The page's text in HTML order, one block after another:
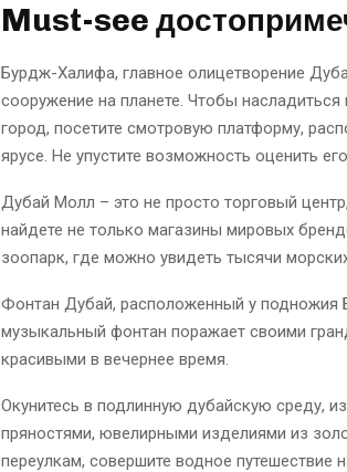
Must-see
Бурдж-Халифа, главное олицетворение
сооружение на планете. Чтобы
город, посетите смотровую платформу,
ярусе. Не упустите возможность оценить
Дубай Молл – это не просто торговый
найдете не только магазины мировых
зоопарк, где можно увидеть тысячи
Фонтан Дубай, расположенный у подножия
музыкальный фонтан поражает своими
красивыми в вечернее время.
Окунитесь в подлинную дубайскую среду,
пряностями, ювелирными изделиями из
переулкам, совершите водное путешествие